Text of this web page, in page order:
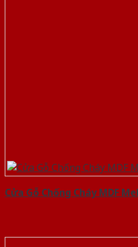
Cửa Gỗ Chống Cháy MDF